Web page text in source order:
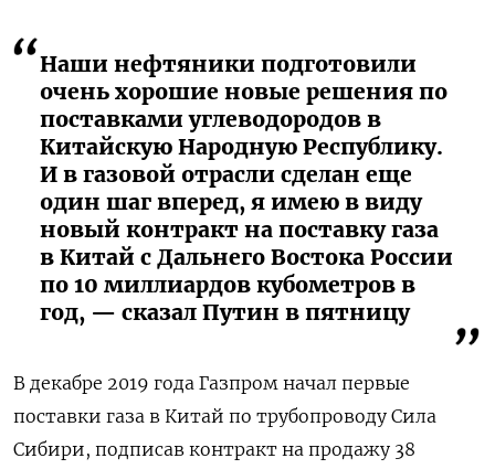
Наши нефтяники подготовили
очень хорошие новые решения по
поставками углеводородов в
Китайскую Народную Республику.
И в газовой отрасли сделан еще
один шаг вперед, я имею в виду
новый контракт на поставку газа
в Китай с Дальнего Востока России
по 10 миллиардов кубометров в
год, — сказал Путин в пятницу
В декабре 2019 года Газпром начал первые
поставки газа в Китай по трубопроводу Сила
Сибири, подписав контракт на продажу 38